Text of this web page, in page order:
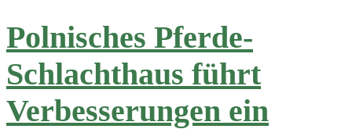
Polnisches Pferde-
Schlachthaus führt
Verbesserungen ein